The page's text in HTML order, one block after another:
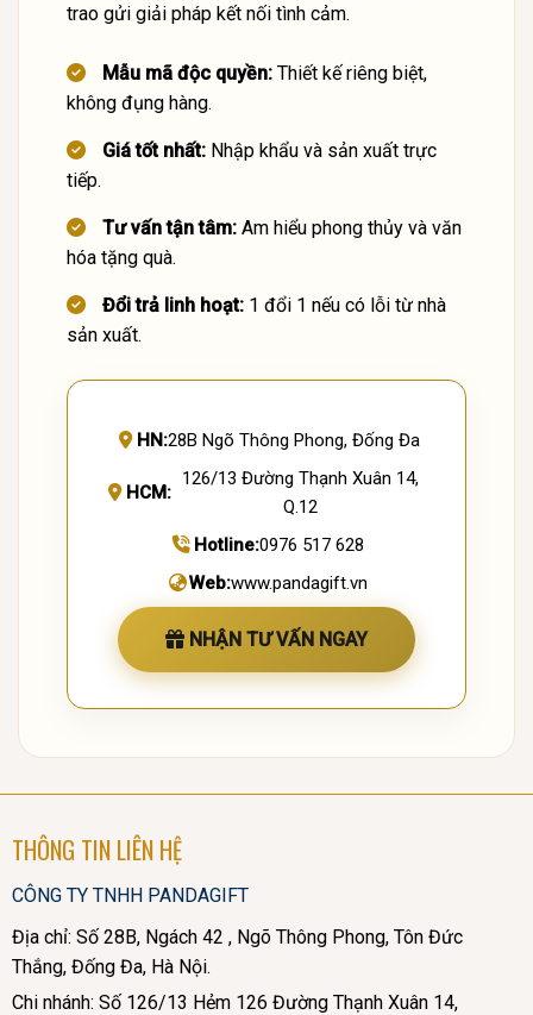
trao gửi giải pháp kết nối tình cảm.
Mẫu mã độc quyền: Thiết kế riêng biệt,
không đụng hàng.
Giá tốt nhất: Nhập khẩu và sản xuất trực
tiếp.
Tư vấn tận tâm: Am hiểu phong thủy và văn
hóa tặng quà.
Đổi trả linh hoạt: 1 đổi 1 nếu có lỗi từ nhà
sản xuất.
HN:28B Ngõ Thông Phong, Đống Đa
HCM:
126/13 Đường Thạnh Xuân 14,
Q.12
Hotline:0976 517 628
Web:www.pandagift.vn
NHẬN TƯ VẤN NGAY
THÔNG TIN LIÊN HỆ
CÔNG TY TNHH PANDAGIFT
Địa chỉ: Số 28B, Ngách 42 , Ngõ Thông Phong, Tôn Đức
Thắng, Đống Đa, Hà Nội.
Chi nhánh: Số 126/13 Hẻm 126 Đường Thạnh Xuân 14,